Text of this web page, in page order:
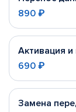
890 ₽
Активация и
690 ₽
Замена